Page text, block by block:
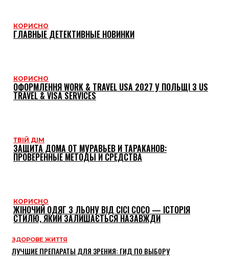
КОРИСНО
ГЛАВНЫЕ ДЕТЕКТИВНЫЕ НОВИНКИ
КОРИСНО
ОФОРМЛЕННЯ WORK & TRAVEL USA 2027 У ПОЛЬЩІ З US
TRAVEL & VISA SERVICES
ТВІЙ ДІМ
ЗАЩИТА ДОМА ОТ МУРАВЬЕВ И ТАРАКАНОВ:
ПРОВЕРЕННЫЕ МЕТОДЫ И СРЕДСТВА
КОРИСНО
ЖІНОЧИЙ ОДЯГ З ЛЬОНУ ВІД CICI COCO — ІСТОРІЯ
СТИЛЮ, ЯКИЙ ЗАЛИШАЄТЬСЯ НАЗАВЖДИ
ЗДОРОВЕ ЖИТТЯ
ЛУЧШИЕ ПРЕПАРАТЫ ДЛЯ ЗРЕНИЯ: ГИД ПО ВЫБОРУ